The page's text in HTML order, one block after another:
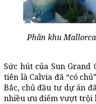
Phân khu
Sức hút của Sun
tiên là Calvia đã “có
Bắc, chủ đầu tư dự án
nhiều ưu điểm vượt trội